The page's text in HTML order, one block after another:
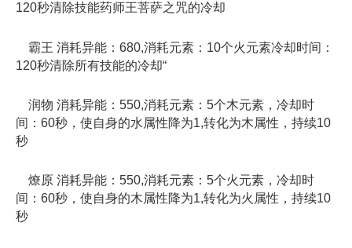
120秒清除技能药师王菩萨之咒的冷却
霸王 消耗异能：680,消耗元素：10个火元素冷却时间：
120秒清除所有技能的冷却“
润物 消耗异能：550,消耗元素：5个木元素，冷却时
间：60秒，使自身的水属性降为1,转化为木属性，持续10
秒
燎原 消耗异能：550,消耗元素：5个火元素，冷却时
间：60秒，使自身的木属性降为1,转化为火属性，持续10
秒